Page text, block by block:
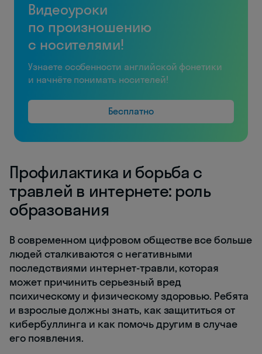
Видеоуроки
по произношению
с носителями!
Узнаете особенности английской фонетики
и начнёте понимать носителей!
Бесплатно
Профилактика и борьба с
травлей в интернете: роль
образования
В современном цифровом обществе все больше
людей сталкиваются с негативными
последствиями интернет-травли, которая
может причинить серьезный вред
психическому и физическому здоровью. Ребята
и взрослые должны знать, как защититься от
кибербуллинга и как помочь другим в случае
его появления.